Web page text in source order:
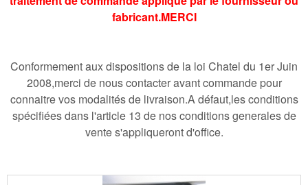
fabricant.MERCI
Conformement aux dispositions de la loi Chatel du 1er Juin
2008,merci de nous contacter avant commande pour
connaitre vos modalités de livraison.A défaut,les conditions
spécifiées dans l'article 13 de nos conditions generales de
vente s'appliqueront d'office.